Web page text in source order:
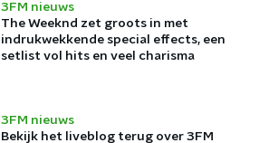
3FM nieuws
The Weeknd zet groots in met
indrukwekkende special effects, een
setlist vol hits en veel charisma
3FM nieuws
Bekijk het liveblog terug over 3FM